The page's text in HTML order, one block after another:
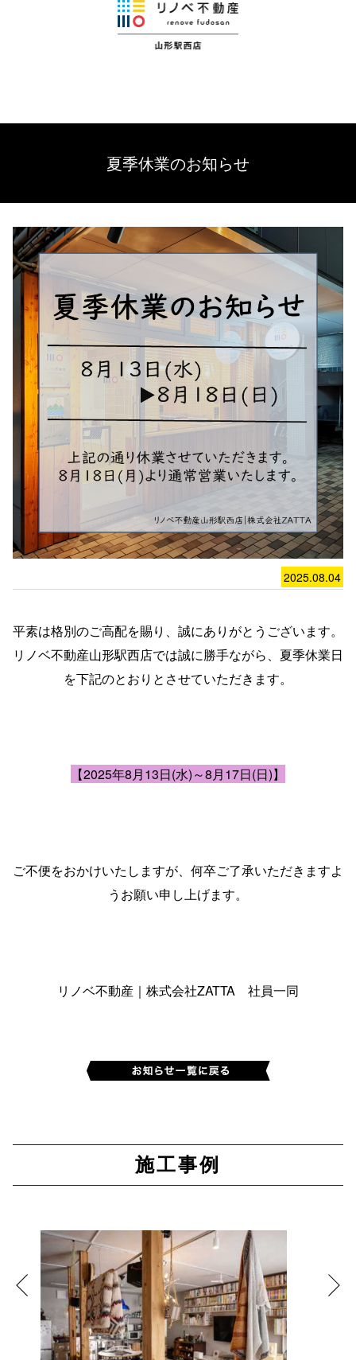
夏季休業のお知らせ
2025.08.04
平素は格別のご高配を賜り、誠にありがとうございます。
リノベ不動産山形駅西店では誠に勝手ながら、夏季休業日
を下記のとおりとさせていただきます。
【2025年8月13日(水)～8月17日(日)】
ご不便をおかけいたしますが、何卒ご了承いただきますよ
うお願い申し上げます。
リノベ不動産｜株式会社ZATTA 社員一同
施工事例